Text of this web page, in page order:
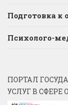
Подготовка к
Психолого-
ПОРТАЛ
УСЛУГ В